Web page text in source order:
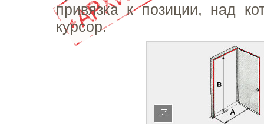
привязка к позиции, над
курсор.